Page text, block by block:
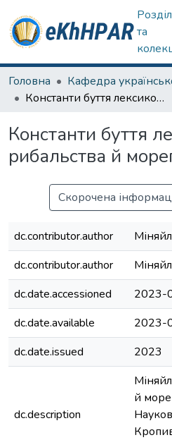
та
Головна
Константи буття лексикою рибальства й мореплавства
Константи буття
рибальства й
Скорочена
dc.contributor.author
dc.contributor.author
dc.date.accessioned
2023-
dc.date.available
2023-
dc.date.issued
2023
dc.description
й